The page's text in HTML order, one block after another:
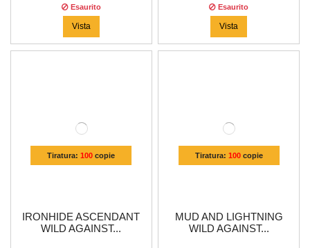
Esaurito
Vista
Esaurito
Vista
Tiratura:100 copie
IRONHIDE ASCENDANT
WILD AGAINST...
Tiratura: 100copie
MUD AND LIGHTNING
WILD AGAINST...